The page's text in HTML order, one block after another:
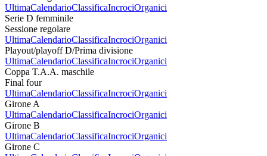
UltimaCalendarioClassificaIncrociOrganici
Serie D femminile
Sessione regolare
UltimaCalendarioClassificaIncrociOrganici
Playout/playoff D/Prima divisione
UltimaCalendarioClassificaIncrociOrganici
Coppa T.A.A. maschile
Final four
UltimaCalendarioClassificaIncrociOrganici
Girone A
UltimaCalendarioClassificaIncrociOrganici
Girone B
UltimaCalendarioClassificaIncrociOrganici
Girone C